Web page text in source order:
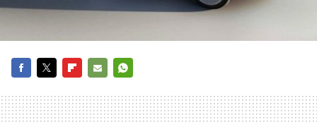
MAIL